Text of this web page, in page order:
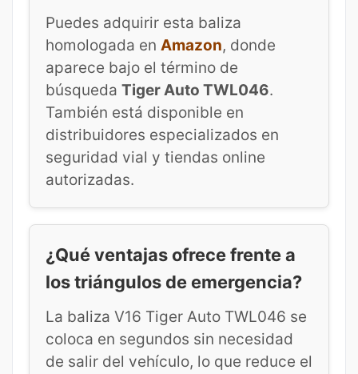
Puedes adquirir esta baliza
homologada en Amazon, donde
aparece bajo el término de
búsqueda Tiger Auto TWL046.
También está disponible en
distribuidores especializados en
seguridad vial y tiendas online
autorizadas.
¿Qué ventajas ofrece frente a
los triángulos de emergencia?
La baliza V16 Tiger Auto TWL046 se
coloca en segundos sin necesidad
de salir del vehículo, lo que reduce el